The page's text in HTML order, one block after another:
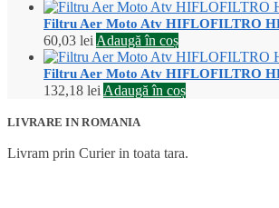
Filtru Aer Moto Atv HIFLOFILTRO
60,03 leiAdaugă în coș
Filtru Aer Moto Atv HIFLOFILTRO
132,18 leiAdaugă în coș
LIVRARE IN ROMANIA
Livram prin Curier in toata tara.